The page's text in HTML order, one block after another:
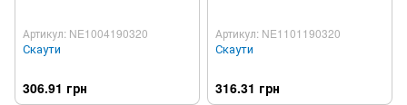
Артикул: NE1004190320
Скаути
306.91 грн
Артикул: NE1101190320
Скаути
316.31 грн